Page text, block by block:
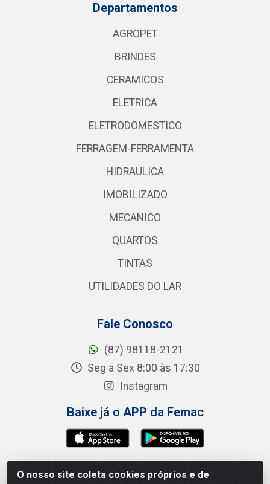
O nosso site coleta cookies próprios e de
Departamentos
AGROPET
BRINDES
CERAMICOS
ELETRICA
ELETRODOMESTICO
FERRAGEM-FERRAMENTA
HIDRAULICA
IMOBILIZADO
MECANICO
QUARTOS
TINTAS
UTILIDADES DO LAR
Fale Conosco
(87) 98118-2121
Seg a Sex 8:00 às 17:30
Instagram
Baixe já o APP da Femac